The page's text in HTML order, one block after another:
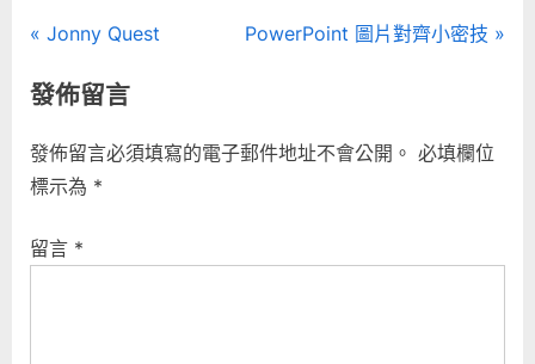
文
章
導
覽
P
e
i
o
s
Jonny Quest
N
P
t
PowerPoint 圖片對齊小密技
發佈留言
發佈留言必須填寫的電子郵件地址不會公開。 必填欄位
標示為 *
留言 *